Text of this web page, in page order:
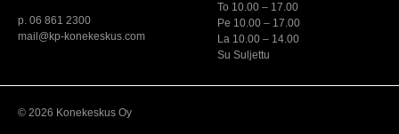
p. 06 861 2300
mail@kp-konekeskus.com
To 10.00 – 17.00
Pe 10.00 – 17.00
La 10.00 – 14.00
Su Suljettu
© 2026 Konekeskus Oy